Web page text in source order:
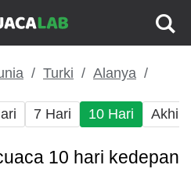
Turki Alanya
7 Hari 10 Hari Akhir
10 hari kedepan